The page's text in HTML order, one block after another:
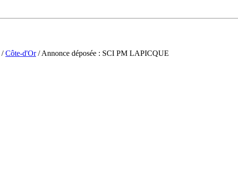
/Côte-d'Or/ Annonce déposée : SCI PM LAPICQUE